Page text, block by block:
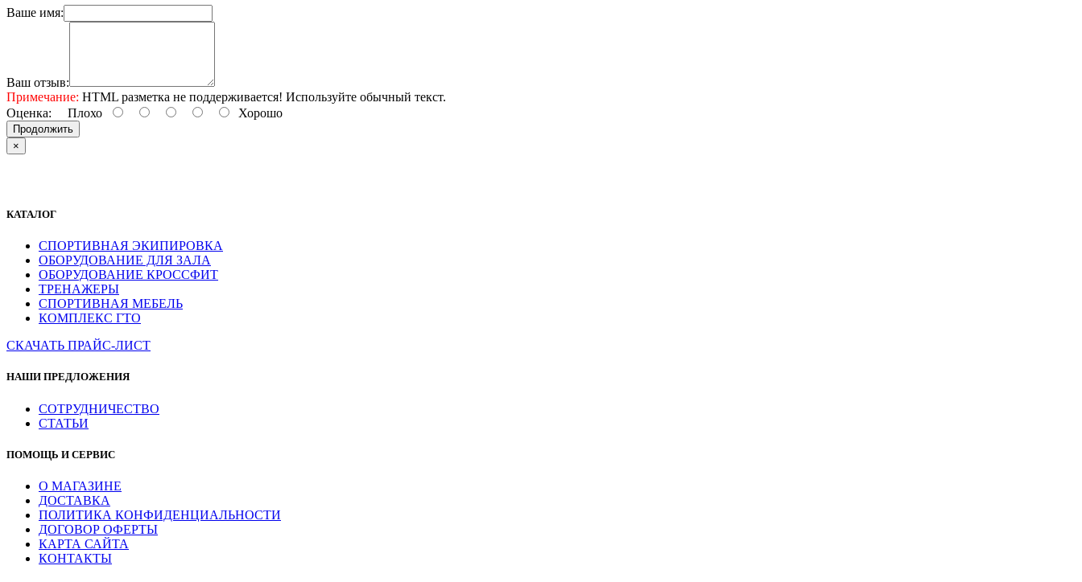
Ваше имя:
Ваш отзыв:
Примечание: HTML разметка не поддерживается! Используйте обычный текст.
Оценка: Плохо Хорошо
Продолжить
×
КАТАЛОГ
СПОРТИВНАЯ ЭКИПИРОВКА
ОБОРУДОВАНИЕ ДЛЯ ЗАЛА
ОБОРУДОВАНИЕ КРОССФИТ
ТРЕНАЖЕРЫ
СПОРТИВНАЯ МЕБЕЛЬ
КОМПЛЕКС ГТО
СКАЧАТЬ ПРАЙС-ЛИСТ
НАШИ ПРЕДЛОЖЕНИЯ
СОТРУДНИЧЕСТВО
СТАТЬИ
ПОМОЩЬ И СЕРВИС
О МАГАЗИНЕ
ДОСТАВКА
ПОЛИТИКА КОНФИДЕНЦИАЛЬНОСТИ
ДОГОВОР ОФЕРТЫ
КАРТА САЙТА
КОНТАКТЫ